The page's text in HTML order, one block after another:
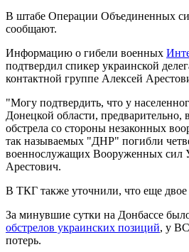
В штабе Операции Объединенных
сообщают.
Информацию о гибели военных
подтвердил спикер украинской
контактной группе Алексей
"Могу подтвердить, что у
Донецкой области, предварительно,
обстрела со стороны незаконных
так называемых "ДНР" погибли
военнослужащих Вооруженных сил
Арестович.
В ТКГ также уточнили, что еще
За минувшие сутки на Донбассе
обстрелов украинских позиций, у
потерь.